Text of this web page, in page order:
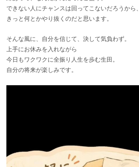
できない人にチャンスは回ってこないだろうから、
きっと何とかやり抜くのだと思います。
そんな風に、自分を信じて、決して気負わず。
上手にお休みを入れながら
今日もワクワクに全振り人生を歩む生田。
自分の将来が楽しみです。